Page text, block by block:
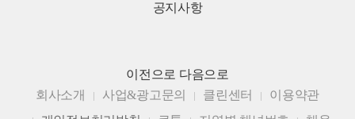
공지사항
이전으로 다음으로
회사소개
사업&광고문의 클린센터
이용약관